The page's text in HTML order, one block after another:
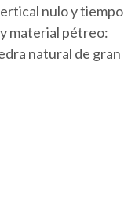
nulo y tiempo
material pétreo:
natural de gran